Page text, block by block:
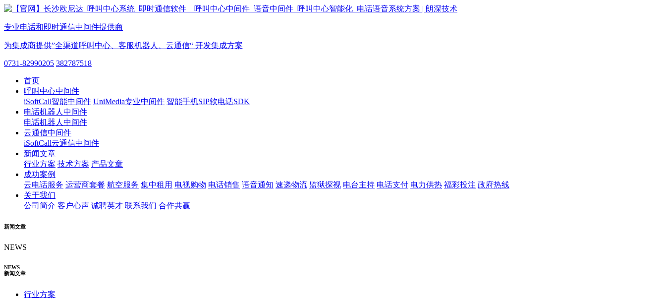
专业电话和即时通信中间件提供商
为集成商提供”全渠道呼叫中心、客服机器人、云通信“ 开发集成方案
0731-82990205 382787518
首页
呼叫中心中间件
iSoftCall智能中间件 UniMedia专业中间件 智能手机SIP软电话SDK
电话机器人中间件
电话机器人中间件
云通信中间件
iSoftCall云通信中间件
新闻文章
行业方案 技术方案 产品文章
成功案例
云电话服务 运营商套餐 航空服务 集中租用 电视购物 电话销售 语音通知 速递物流 监狱探视 电台主持 电话支付 电力供热 福彩投注 政府热线
关于我们
公司简介 客户心声 诚聘英才 联系我们 合作共赢
新闻文章
NEWS
NEWS
新闻文章
行业方案